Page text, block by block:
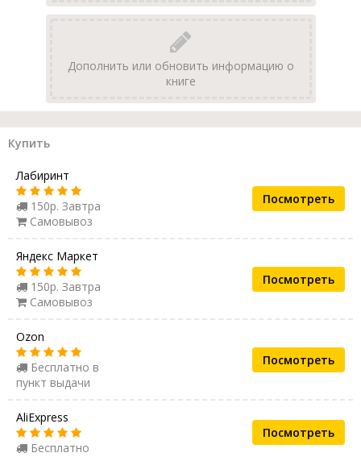
Дополнить или обновить информацию о
книге
Купить
Лабиринт
150р. Завтра
Самовывоз
Посмотреть
Яндекс Маркет
150р. Завтра
Самовывоз
Посмотреть
Ozon
Бесплатно в
пункт выдачи
Посмотреть
AliExpress
Бесплатно
Посмотреть